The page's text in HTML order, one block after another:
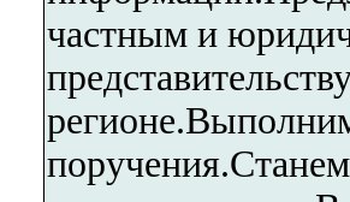
частным и